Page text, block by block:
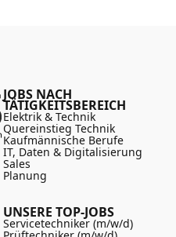
JOBS NACH
TÄTIGKEITSBEREICH
Elektrik & Technik
Quereinstieg Technik
Kaufmännische Berufe
IT, Daten & Digitalisierung
Sales
Planung
UNSERE TOP-JOBS
Servicetechniker (m/w/d)